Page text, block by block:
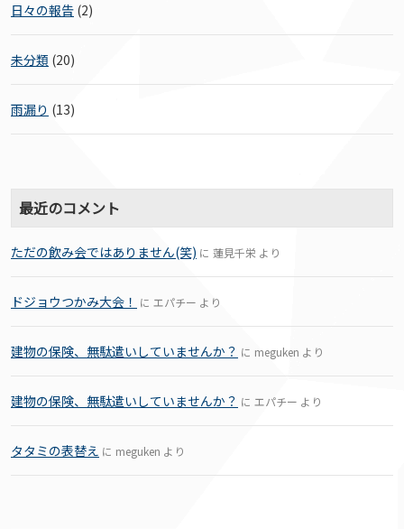
日々の報告 (2)
未分類 (20)
雨漏り (13)
最近のコメント
ただの飲み会ではありません(笑) に 蓮見千栄 より
ドジョウつかみ大会！ に エパチー より
建物の保険、無駄遣いしていませんか？ に meguken より
建物の保険、無駄遣いしていませんか？ に エパチー より
タタミの表替え に meguken より